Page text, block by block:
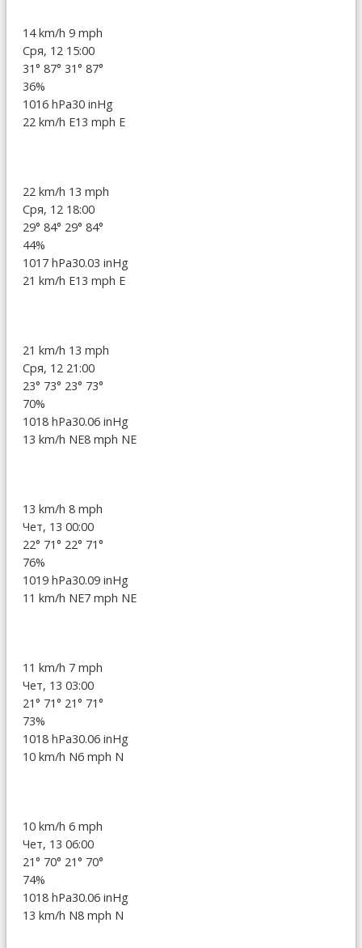
14 km/h 9 mph
Сря, 12 15:00
31° 87° 31° 87°
36%
1016 hPa30 inHg
22 km/h E13 mph E
22 km/h 13 mph
Сря, 12 18:00
29° 84° 29° 84°
44%
1017 hPa30.03 inHg
21 km/h E13 mph E
21 km/h 13 mph
Сря, 12 21:00
23° 73° 23° 73°
70%
1018 hPa30.06 inHg
13 km/h NE8 mph NE
13 km/h 8 mph
Чет, 13 00:00
22° 71° 22° 71°
76%
1019 hPa30.09 inHg
11 km/h NE7 mph NE
11 km/h 7 mph
Чет, 13 03:00
21° 71° 21° 71°
73%
1018 hPa30.06 inHg
10 km/h N6 mph N
10 km/h 6 mph
Чет, 13 06:00
21° 70° 21° 70°
74%
1018 hPa30.06 inHg
13 km/h N8 mph N